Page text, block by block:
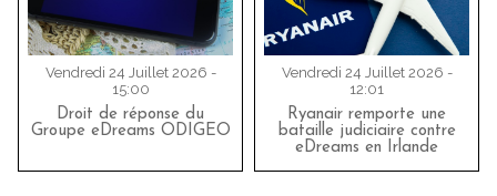
Vendredi 24 Juillet 2026 -
15:00
Droit de réponse du
Groupe eDreams ODIGEO
Vendredi 24 Juillet 2026 -
12:01
Ryanair remporte une
bataille judiciaire contre
eDreams en Irlande